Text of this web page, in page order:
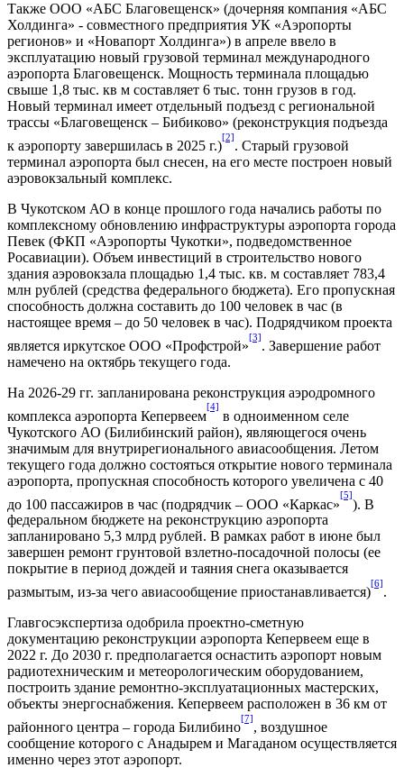
Также ООО «АБС Благовещенск» (дочерняя компания «АБС
Холдинга» - совместного предприятия УК «Аэропорты
регионов» и «Новапорт Холдинга») в апреле ввело в
эксплуатацию новый грузовой терминал международного
аэропорта Благовещенск. Мощность терминала площадью
свыше 1,8 тыс. кв м составляет 6 тыс. тонн грузов в год.
Новый терминал имеет отдельный подъезд с региональной
трассы «Благовещенск – Бибиково» (реконструкция подъезда
к аэропорту завершилась в 2025 г.)
[2]
. Старый грузовой
терминал аэропорта был снесен, на его месте построен новый
аэровокзальный комплекс.
В Чукотском АО в конце прошлого года начались работы по
комплексному обновлению инфраструктуры аэропорта города
Певек (ФКП «Аэропорты Чукотки», подведомственное
Росавиации). Объем инвестиций в строительство нового
здания аэровокзала площадью 1,4 тыс. кв. м составляет 783,4
млн рублей (средства федерального бюджета). Его пропускная
способность должна составить до 100 человек в час (в
настоящее время – до 50 человек в час). Подрядчиком проекта
является иркутское ООО «Профстрой»
[3]
. Завершение работ
намечено на октябрь текущего года.
На 2026-29 гг. запланирована реконструкция аэродромного
комплекса аэропорта Кепервеем
[4]
в одноименном селе
Чукотского АО (Билибинский район), являющегося очень
значимым для внутрирегионального авиасообщения. Летом
текущего года должно состояться открытие нового терминала
аэропорта, пропускная способность которого увеличена с 40
до 100 пассажиров в час (подрядчик – ООО «Каркас»
[5]
). В
федеральном бюджете на реконструкцию аэропорта
запланировано 5,3 млрд рублей. В рамках работ в июне был
завершен ремонт грунтовой взлетно-посадочной полосы (ее
покрытие в период дождей и таяния снега оказывается
размытым, из-за чего авиасообщение приостанавливается)
[6]
.
Главгосэкспертиза одобрила проектно-сметную
документацию реконструкции аэропорта Кепервеем еще в
2022 г. До 2030 г. предполагается оснастить аэропорт новым
радиотехническим и метеорологическим оборудованием,
построить здание ремонтно-эксплуатационных мастерских,
объекты энергоснабжения. Кепервеем расположен в 36 км от
районного центра – города Билибино
[7]
, воздушное
сообщение которого с Анадырем и Магаданом осуществляется
именно через этот аэропорт.